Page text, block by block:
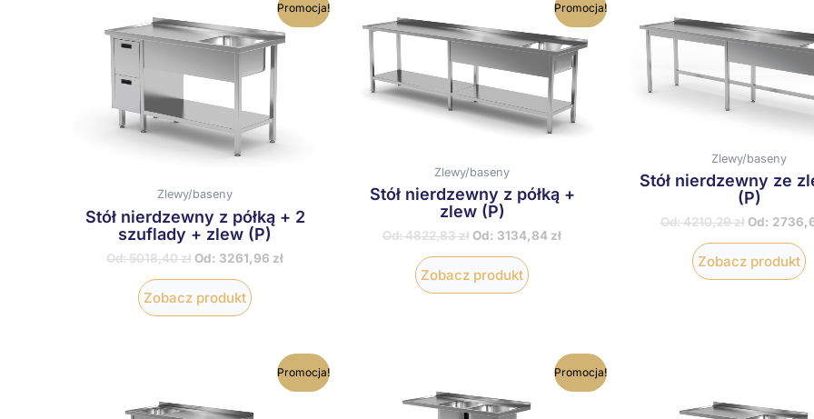
Promocja!
Zlewy/baseny
Stół nierdzewny z półką + 2
szuflady + zlew (P)
Od:5018,40zł Od: 3261,96 zł
Zobacz produkt
produkt
ma
wiele
wariantów.
Opcje
można
wybrać
na
stronie
Promocja!
Zlewy/baseny
Stół nierdzewny z półką +
zlew (P)
Od:4822,83zł Od: 3134,84 zł
Zobacz produkt
produkt
ma
wiele
wariantów.
Opcje
można
wybrać
Zlewy/baseny
Stół nierdzewny ze
(P)
Od:4210,29zł Od:
Zobacz produkt
Promocja!
produkt
Promocja!
produkt
ma